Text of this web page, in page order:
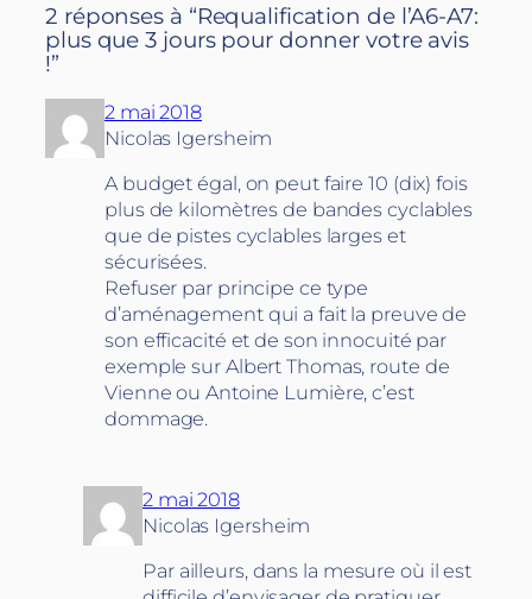
2 réponses à “Requalification de l’A6-A7:
plus que 3 jours pour donner votre avis
!”
2 mai 2018
Nicolas Igersheim
A budget égal, on peut faire 10 (dix) fois
plus de kilomètres de bandes cyclables
que de pistes cyclables larges et
sécurisées.
Refuser par principe ce type
d’aménagement qui a fait la preuve de
son efficacité et de son innocuité par
exemple sur Albert Thomas, route de
Vienne ou Antoine Lumière, c’est
dommage.
2 mai 2018
Nicolas Igersheim
Par ailleurs, dans la mesure où il est